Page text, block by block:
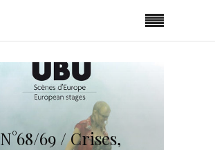
N°68/69 / Crises,